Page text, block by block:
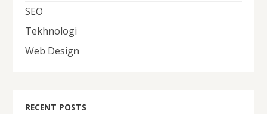
SEO
Tekhnologi
Web Design
RECENT POSTS